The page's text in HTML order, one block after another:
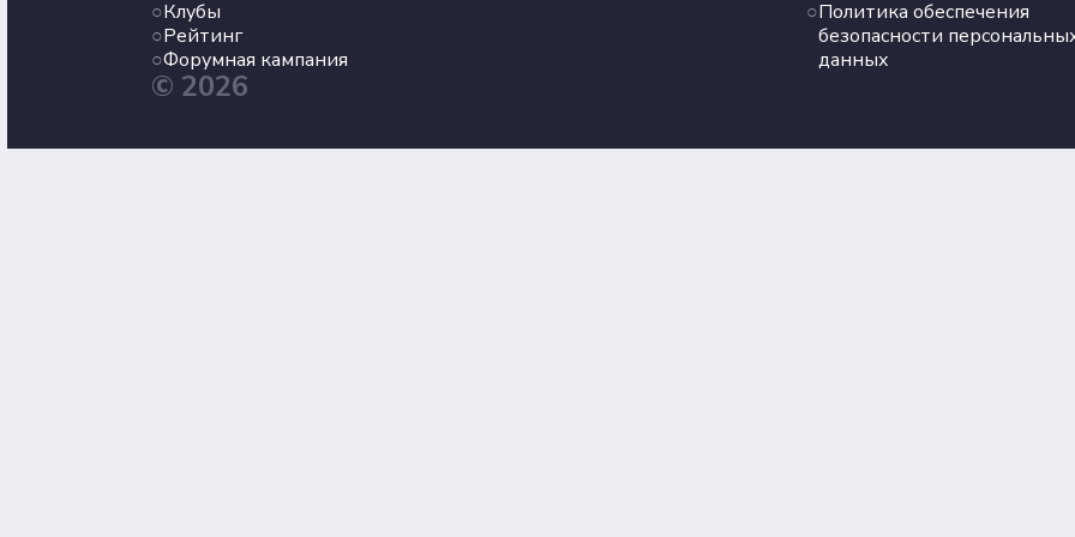
Клубы
Рейтинг
Форумная кампания
Политика обеспечения
безопасности
данных
© 2026